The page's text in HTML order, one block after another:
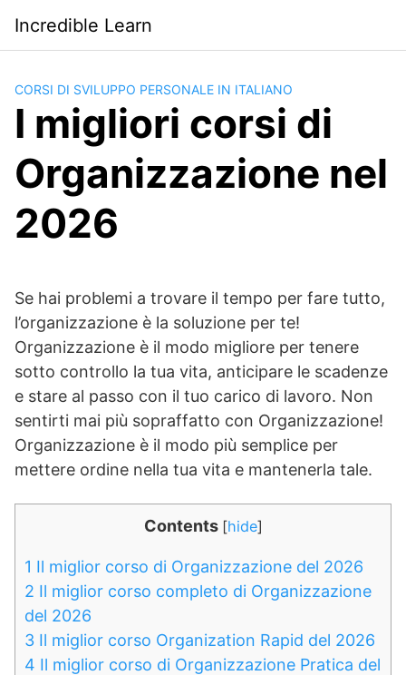
contenido
Incredible Learn
CORSI DI SVILUPPO PERSONALE IN ITALIANO
I migliori corsi di
Organizzazione nel
2026
Se hai problemi a trovare il tempo per fare tutto,
l’organizzazione è la soluzione per te!
Organizzazione è il modo migliore per tenere
sotto controllo la tua vita, anticipare le scadenze
e stare al passo con il tuo carico di lavoro. Non
sentirti mai più sopraffatto con Organizzazione!
Organizzazione è il modo più semplice per
mettere ordine nella tua vita e mantenerla tale.
Contents [hide]
1 Il miglior corso di Organizzazione del 2026
2 Il miglior corso completo di Organizzazione
del 2026
3 Il miglior corso Organization Rapid del 2026
4 Il miglior corso di Organizzazione Pratica del